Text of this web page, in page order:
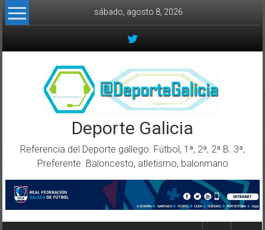
Skip to content
sábado, agosto 8, 2026
Deporte Galicia
Referencia del Deporte gallego. Fútbol, 1ª, 2ª, 2ª B. 3ª,
Preferente. Baloncesto, atletismo, balonmano